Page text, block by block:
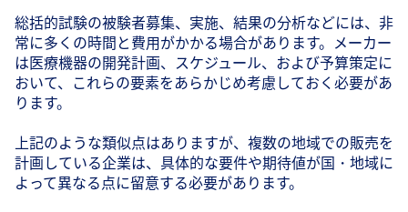
総括的試験の被験者募集、実施、結果の分析などには、非
常に多くの時間と費用がかかる場合があります。メーカー
は医療機器の開発計画、スケジュール、および予算策定に
おいて、これらの要素をあらかじめ考慮しておく必要があ
ります。
上記のような類似点はありますが、複数の地域での販売を
計画している企業は、具体的な要件や期待値が国・地域に
よって異なる点に留意する必要があります。